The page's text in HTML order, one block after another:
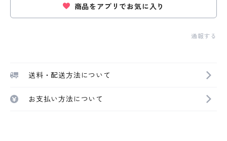
商品をアプリでお気に入り
通報する
送料・配送方法について
お支払い方法について